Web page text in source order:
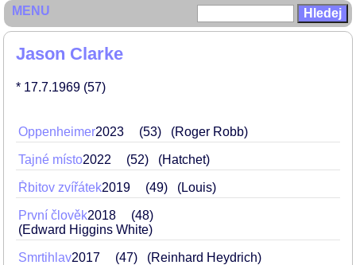
Jason Clarke
* 17.7.1969 (57)
Oppenheimer2023 53 (Roger Robb)
Tajné místo2022 52 (Hatchet)
Řbitov zvířátek2019 49 (Louis)
První člověk2018
48
(Edward Higgins White)
Smrtihlav2017 47 (Reinhard Heydrich)
MENU